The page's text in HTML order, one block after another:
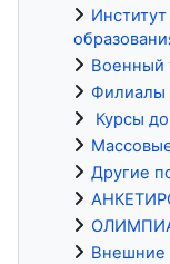
Военный
Филиалы
Курсы
Другие
Внешние